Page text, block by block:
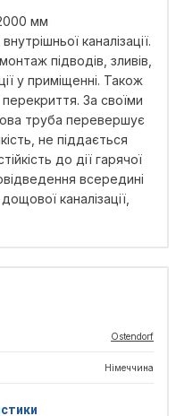
мм
каналізації.
підводів, зливів,
у приміщенні. Також
За своїми
труба перевершує
не піддається
до дії гарячої
всередині
каналізації,
Ostendorf
Німеччина